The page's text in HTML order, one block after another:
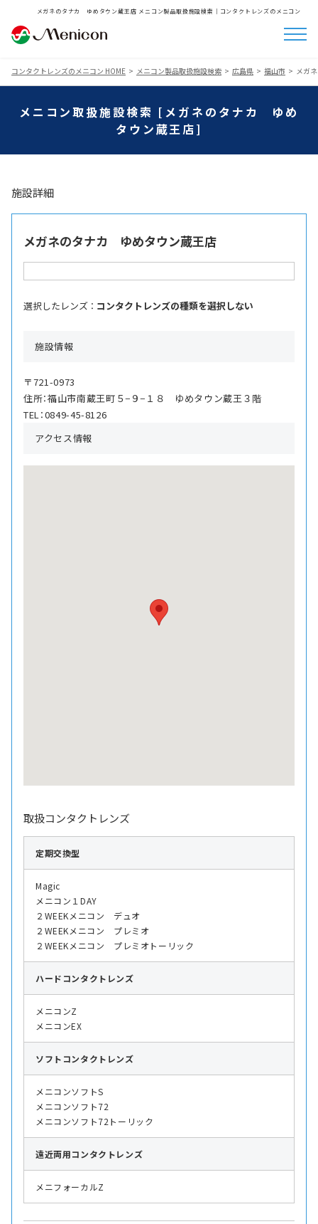
メガネのタナカ ゆめタウン蔵王店 メニコン製品取扱施設検索│コンタクトレンズのメニコン
コンタクトレンズのメニコン HOME メニコン製品取扱施設検索 広島県 福山市 メガ
メニコン取扱施設検索 [メガネのタナカ ゆめ
タウン蔵王店]
施設詳細
メガネのタナカ ゆめタウン蔵王店
選択したレンズ ： コンタクトレンズの種類を選択しない
施設情報
〒721-0973
住所：福山市南蔵王町５−９−１８ ゆめタウン蔵王３階
TEL：0849-45-8126
アクセス情報
取扱コンタクトレンズ
定期交換型
Magic
メニコン１DAY
２WEEKメニコン デュオ
２WEEKメニコン プレミオ
２WEEKメニコン プレミオトーリック
ハード コンタクトレンズ
メニコンZ
メニコンEX
ソフト コンタクトレンズ
メニコンソフトS
メニコンソフト72
メニコンソフト72トーリック
遠近両用コンタクトレンズ
メニフォーカルZ